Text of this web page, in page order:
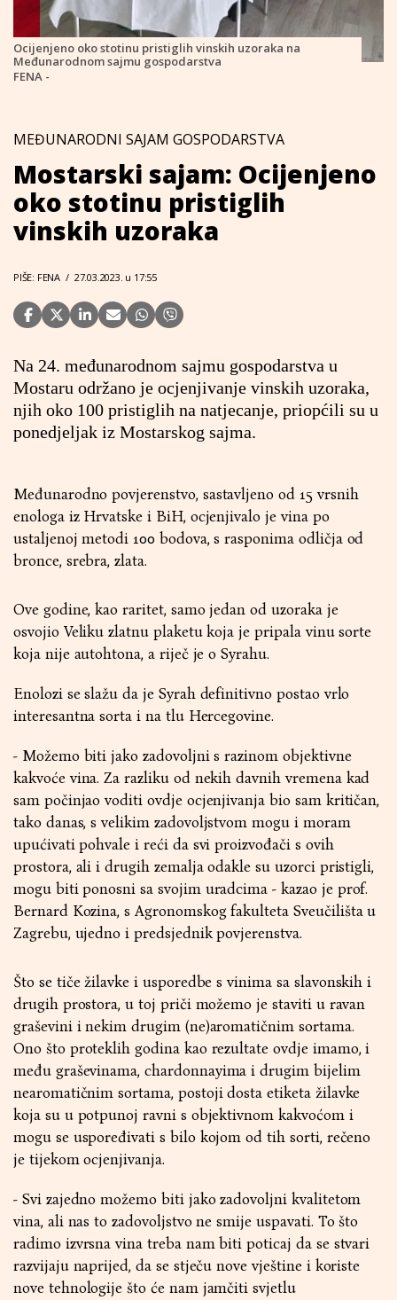
Ocijenjeno oko stotinu pristiglih vinskih uzoraka na
Međunarodnom sajmu gospodarstva
FENA -
MEĐUNARODNI SAJAM GOSPODARSTVA
Mostarski sajam: Ocijenjeno
oko stotinu pristiglih
vinskih uzoraka
PIŠE: FENA / 27.03.2023. u 17:55
Na 24. međunarodnom sajmu gospodarstva u
Mostaru održano je ocjenjivanje vinskih uzoraka,
njih oko 100 pristiglih na natjecanje, priopćili su u
ponedjeljak iz Mostarskog sajma.
Međunarodno povjerenstvo, sastavljeno od 15 vrsnih
enologa iz Hrvatske i BiH, ocjenjivalo je vina po
ustaljenoj metodi 100 bodova, s rasponima odličja od
bronce, srebra, zlata.
Ove godine, kao raritet, samo jedan od uzoraka je
osvojio Veliku zlatnu plaketu koja je pripala vinu sorte
koja nije autohtona, a riječ je o Syrahu.
Enolozi se slažu da je Syrah definitivno postao vrlo
interesantna sorta i na tlu Hercegovine.
- Možemo biti jako zadovoljni s razinom objektivne
kakvoće vina. Za razliku od nekih davnih vremena kad
sam počinjao voditi ovdje ocjenjivanja bio sam kritičan,
tako danas, s velikim zadovoljstvom mogu i moram
upućivati pohvale i reći da svi proizvođači s ovih
prostora, ali i drugih zemalja odakle su uzorci pristigli,
mogu biti ponosni sa svojim uradcima - kazao je prof.
Bernard Kozina, s Agronomskog fakulteta Sveučilišta u
Zagrebu, ujedno i predsjednik povjerenstva.
Što se tiče žilavke i usporedbe s vinima sa slavonskih i
drugih prostora, u toj priči možemo je staviti u ravan
graševini i nekim drugim (ne)aromatičnim sortama.
Ono što proteklih godina kao rezultate ovdje imamo, i
među graševinama, chardonnayima i drugim bijelim
nearomatičnim sortama, postoji dosta etiketa žilavke
koja su u potpunoj ravni s objektivnom kakvoćom i
mogu se uspoređivati s bilo kojom od tih sorti, rečeno
je tijekom ocjenjivanja.
- Svi zajedno možemo biti jako zadovoljni kvalitetom
vina, ali nas to zadovoljstvo ne smije uspavati. To što
radimo izvrsna vina treba nam biti poticaj da se stvari
razvijaju naprijed, da se stječu nove vještine i koriste
nove tehnologije što će nam jamčiti svjetlu